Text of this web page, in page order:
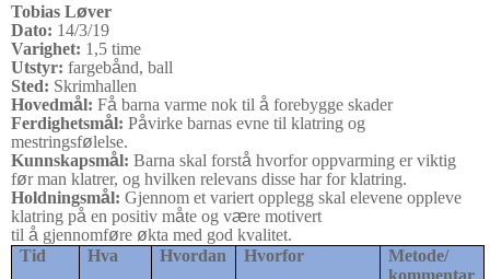
Tobias Løver
Dato: 14/3/19
Varighet: 1,5 time
Utstyr: fargebånd, ball
Sted: Skrimhallen
Hovedmål: Få barna varme nok til å forebygge skader
Ferdighetsmål: Påvirke barnas evne til klatring og
mestringsfølelse.
Kunnskapsmål: Barna skal forstå hvorfor oppvarming er viktig
før man klatrer, og hvilken relevans disse har for klatring.
Holdningsmål: Gjennom et variert opplegg skal elevene oppleve
klatring på en positiv måte og være motivert
til å gjennomføre økta med god kvalitet.
Tid
Hva Hvordan Hvorfor
Metode/
kommentar